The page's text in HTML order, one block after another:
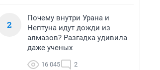
2
Почему внутри Урана и
Нептуна идут дожди из
алмазов? Разгадка удивила
даже ученых
16 045 2